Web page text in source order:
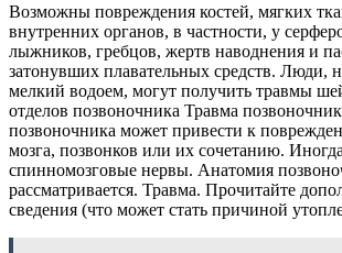
Возможны повреждения костей, мягких
внутренних органов, в частности, у
лыжников, гребцов, жертв наводнения и
затонувших плавательных средств. Люди,
мелкий водоем, могут получить травмы
отделов позвоночника Травма
позвоночника может привести к
мозга, позвонков или их сочетанию.
спинномозговые нервы. Анатомия
рассматривается. Травма. Прочитайте
сведения (что может стать причиной